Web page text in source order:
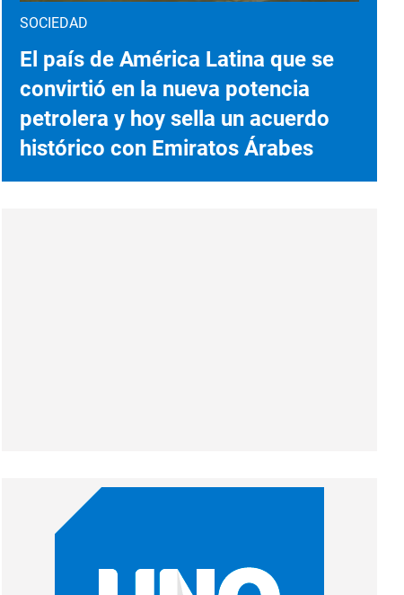
SOCIEDAD
El país de América Latina que se
convirtió en la nueva potencia
petrolera y hoy sella un acuerdo
histórico con Emiratos Árabes